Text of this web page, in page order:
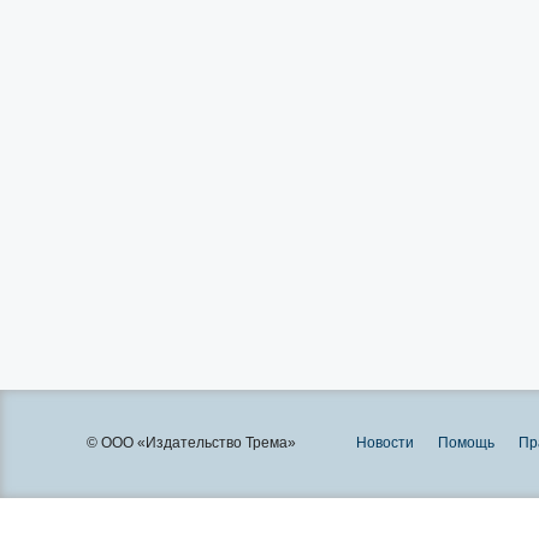
© ООО «Издательство Трема» Новости Помощь